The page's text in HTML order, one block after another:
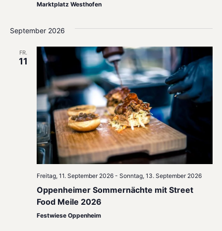
Marktplatz Westhofen
September 2026
FR.
11
Freitag, 11. September 2026- Sonntag, 13. September 2026
Oppenheimer Sommernächte mit Street
Food Meile 2026
Festwiese Oppenheim